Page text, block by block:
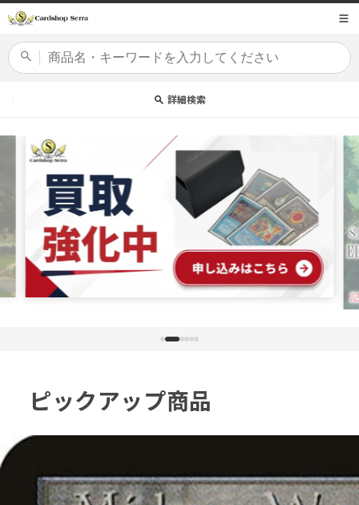
ンツに
詳細検索
商品コード
カードセット
ピックアップ商品